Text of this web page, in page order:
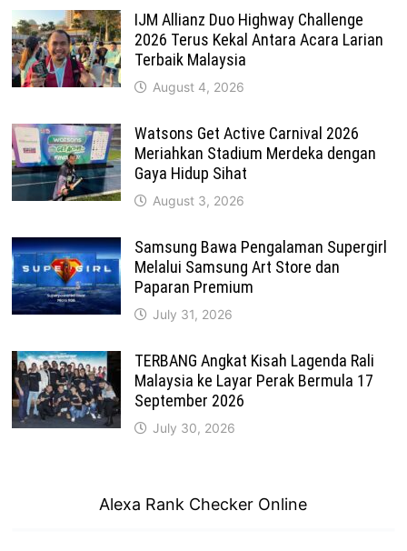
IJM Allianz Duo Highway Challenge
2026 Terus Kekal Antara Acara Larian
Terbaik Malaysia
August 4, 2026
Watsons Get Active Carnival 2026
Meriahkan Stadium Merdeka dengan
Gaya Hidup Sihat
August 3, 2026
Samsung Bawa Pengalaman Supergirl
Melalui Samsung Art Store dan
Paparan Premium
July 31, 2026
TERBANG Angkat Kisah Lagenda Rali
Malaysia ke Layar Perak Bermula 17
September 2026
July 30, 2026
Alexa Rank Checker Online